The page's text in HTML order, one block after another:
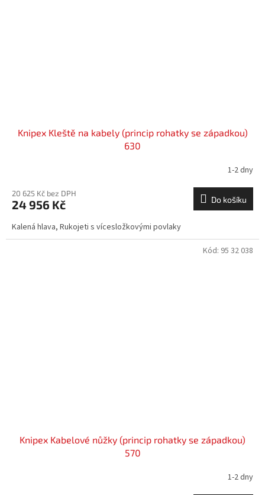
Knipex Kleště na kabely (princip rohatky se západkou)
630
1-2 dny
20 625 Kč bez DPH
24 956 Kč Do košíku
Kalená hlava, Rukojeti s vícesložkovými povlaky
Knipex Kabelové nůžky (princip rohatky se západkou)
570
1-2 dny
Kód: 95 32 038